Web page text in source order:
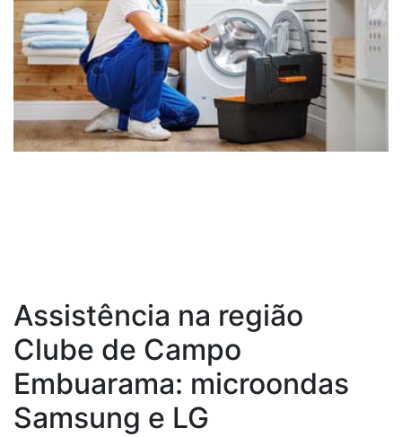
Assistência na região
Clube de Campo
Embuarama: microondas
Samsung e LG